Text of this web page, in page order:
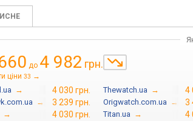
до 4 982 грн.
ціни 33 →
→ 4 030 грн. Thewatch.ua → 4
→ 3 239 грн. Origwatch.com.ua → 3
→ 4 030 грн. Titan.ua → 4